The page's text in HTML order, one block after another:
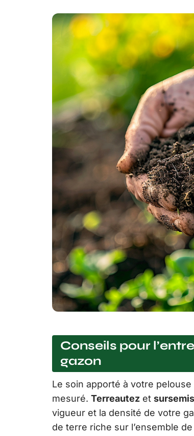
Conseils pour
gazon
Le soin apporté à votre
mesuré. Terreautez et sursemis
vigueur et la densité de votre
de terre riche sur l’ensemble